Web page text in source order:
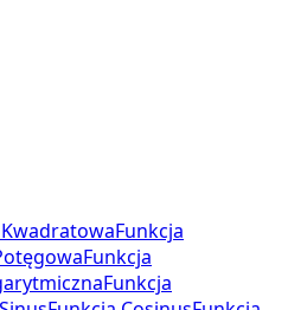
Funkcja
Funkcja
Funkcja